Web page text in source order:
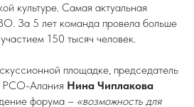
культуре. Самая актуальная
За 5 лет команда провела больше
150 тысяч человек.
площадке, председатель
РСО-Алания Нина Чиплакова
форума – «возможность для